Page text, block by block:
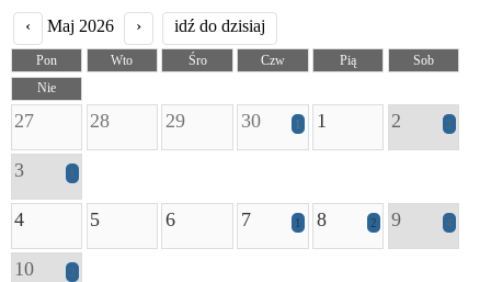
‹ Maj 2026 › idź do dzisiaj
Pon Wto Śro Czw Pią
Sob
Nie
27 28 29 30 1 1 2 2
3 1
4 5 6 7 1 8 2 9 4
10 2